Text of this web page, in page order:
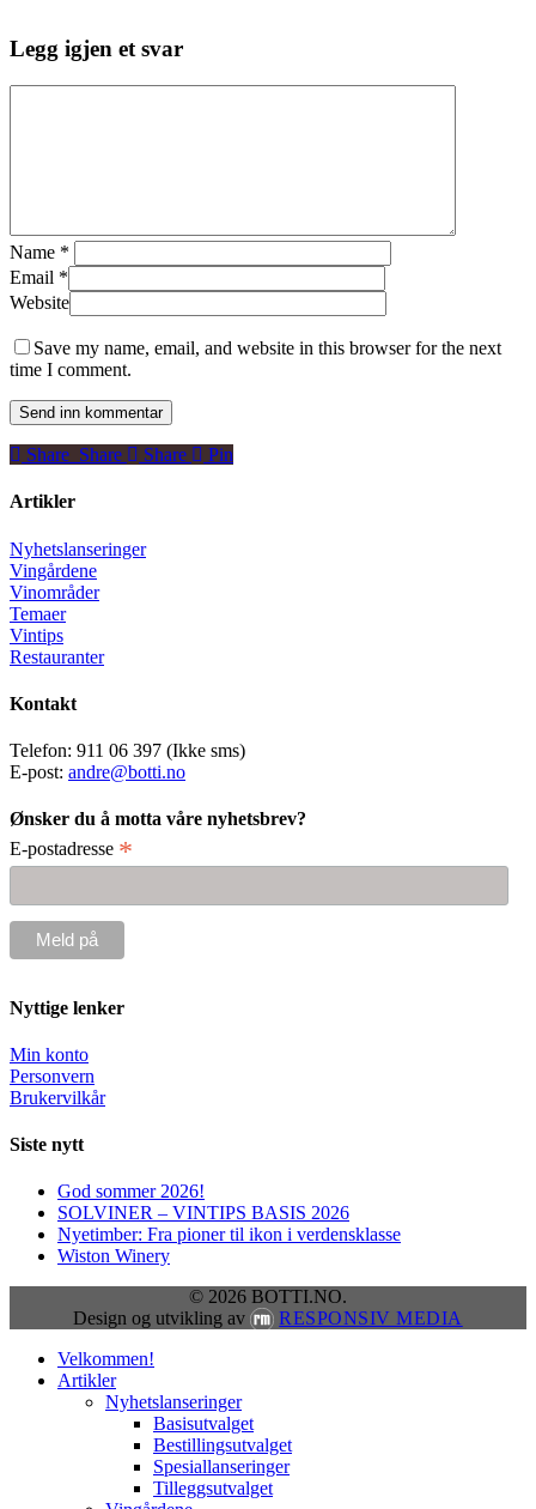
Legg igjen et svar
Name *
Email *
Website
Save my name, email, and website in this browser for the next
time I comment.
Share
Share Share Share Pin
Artikler
Nyhetslanseringer
Vingårdene
Vinområder
Temaer
Vintips
Restauranter
Kontakt
Telefon: 911 06 397 (Ikke sms)
E-post: andre@botti.no
Ønsker du å motta våre nyhetsbrev?
E-postadresse *
Nyttige lenker
Min konto
Personvern
Brukervilkår
Siste nytt
God sommer 2026!
SOLVINER – VINTIPS BASIS 2026
Nyetimber: Fra pioner til ikon i verdensklasse
Wiston Winery
© 2026 BOTTI.NO.
Design og utvikling av
RESPONSIV MEDIA
Close
Menu
Velkommen!
Artikler
Nyhetslanseringer
Basisutvalget
Bestillingsutvalget
Spesiallanseringer
Tilleggsutvalget